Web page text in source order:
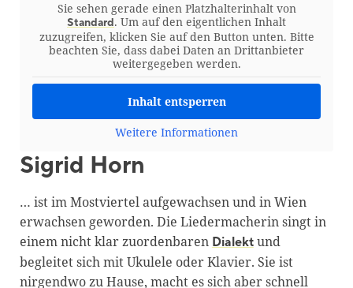
Sie sehen gerade einen Platzhalterinhalt von
Standard. Um auf den eigentlichen Inhalt
zuzugreifen, klicken Sie auf den Button unten. Bitte
beachten Sie, dass dabei Daten an Drittanbieter
weitergegeben werden.
Inhalt entsperren
Weitere Informationen
Sigrid Horn
… ist im Mostviertel aufgewachsen und in Wien
erwachsen geworden. Die Liedermacherin singt in
einem nicht klar zuordenbaren Dialektund
begleitet sich mit Ukulele oder Klavier. Sie ist
nirgendwo zu Hause, macht es sich aber schnell